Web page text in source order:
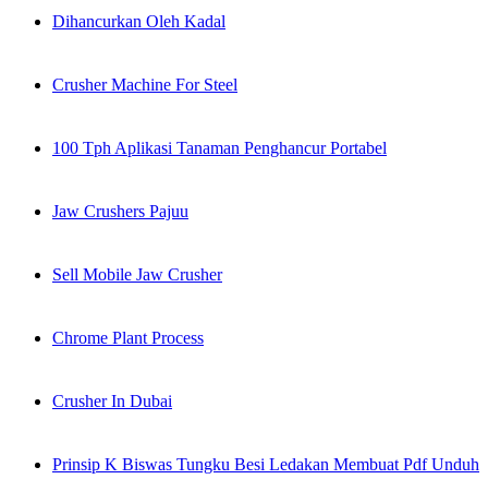
Dihancurkan Oleh Kadal
Crusher Machine For Steel
100 Tph Aplikasi Tanaman Penghancur Portabel
Jaw Crushers Pajuu
Sell Mobile Jaw Crusher
Chrome Plant Process
Crusher In Dubai
Prinsip K Biswas Tungku Besi Ledakan Membuat Pdf Unduh